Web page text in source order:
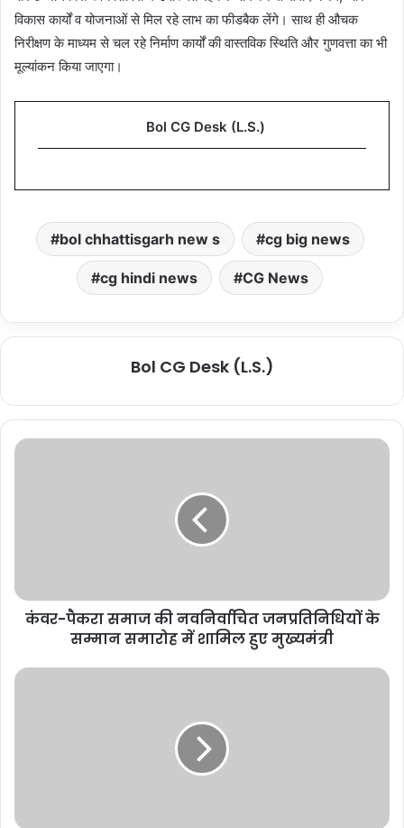
विकास कार्यों व योजनाओं से मिल रहे लाभ का फीडबैक लेंगे। साथ ही औचक
निरीक्षण के माध्यम से चल रहे निर्माण कार्यों की वास्तविक स्थिति और गुणवत्ता का भी
मूल्यांकन किया जाएगा।
Bol CG Desk (L.S.)
bol chhattisgarh new s cg big news
cg hindi news CG News
Bol CG Desk (L.S.)
कंवर-पैकरा समाज की नवनिर्वाचित जनप्रतिनिधियों के
सम्मान समारोह में शामिल हुए मुख्यमंत्री